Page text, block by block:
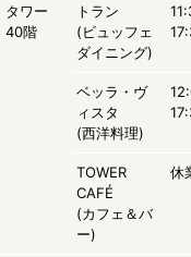
タワー
40階
トラン
(ビュッフェ
ダイニング)
ベッラ・ヴ
ィスタ
(西洋料理)
TOWER
CAFÉ
(カフェ＆バ
ー)
休